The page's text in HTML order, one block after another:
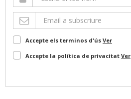
Accepte els terminos d'ús Ver
Accepte la política de privacitat Ver